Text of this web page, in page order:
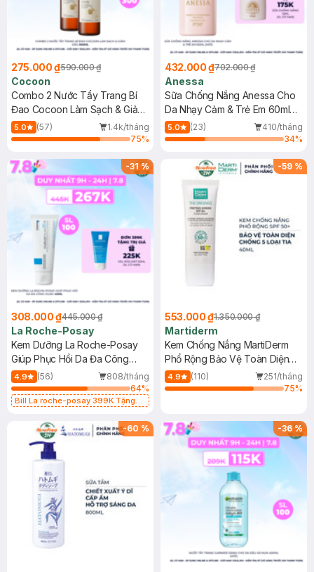
275.000 ₫590.000 ₫
Cocoon
Combo 2 Nước Tẩy Trang Bí
Đao Cocoon Làm Sạch & Giảm
Dầu 500ml
5.0 (57)
1.4k/tháng
75%
432.000 ₫702.000 ₫
Anessa
Sữa Chống Nắng Anessa Cho
Da Nhạy Cảm & Trẻ Em 60ml
(Mới)
5.0 (23)
410/tháng
34%
-31%
308.000 ₫445.000 ₫
La Roche-Posay
Kem Dưỡng La Roche-Posay
Giúp Phục Hồi Da Đa Công
Dụng 40ml
4.9 (56)
808/tháng
64%
Bill La roche-posay 399K Tặng
(SL có hạn)
-59 %
553.000 ₫1.350.000 ₫
Martiderm
Kem Chống Nắng MartiDerm
Phổ Rộng Bảo Vệ Toàn Diện
40ml
4.9 (110)
251/tháng
75%
-60 % -36%